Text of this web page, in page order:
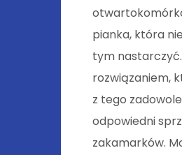
pianka, która
tym
rozwiązaniem,
z tego
odpowiedni
zakamarków.